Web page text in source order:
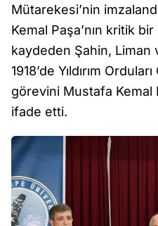
Mütarekesi’nin
Kemal Paşa’nın kritik
kaydeden Şahin, Liman
1918’de Yıldırım
görevini Mustafa Kemal
ifade etti.